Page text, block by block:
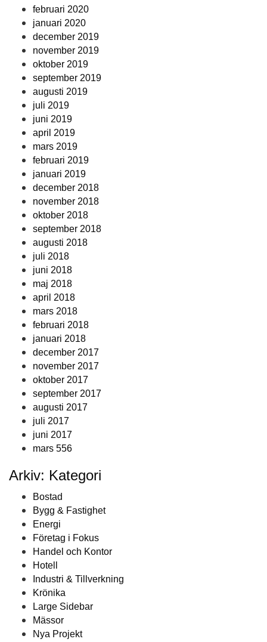
februari 2020
januari 2020
december 2019
november 2019
oktober 2019
september 2019
augusti 2019
juli 2019
juni 2019
april 2019
mars 2019
februari 2019
januari 2019
december 2018
november 2018
oktober 2018
september 2018
augusti 2018
juli 2018
juni 2018
maj 2018
april 2018
mars 2018
februari 2018
januari 2018
december 2017
november 2017
oktober 2017
september 2017
augusti 2017
juli 2017
juni 2017
mars 556
Arkiv: Kategori
Bostad
Bygg & Fastighet
Energi
Företag i Fokus
Handel och Kontor
Hotell
Industri & Tillverkning
Krönika
Large Sidebar
Mässor
Nya Projekt